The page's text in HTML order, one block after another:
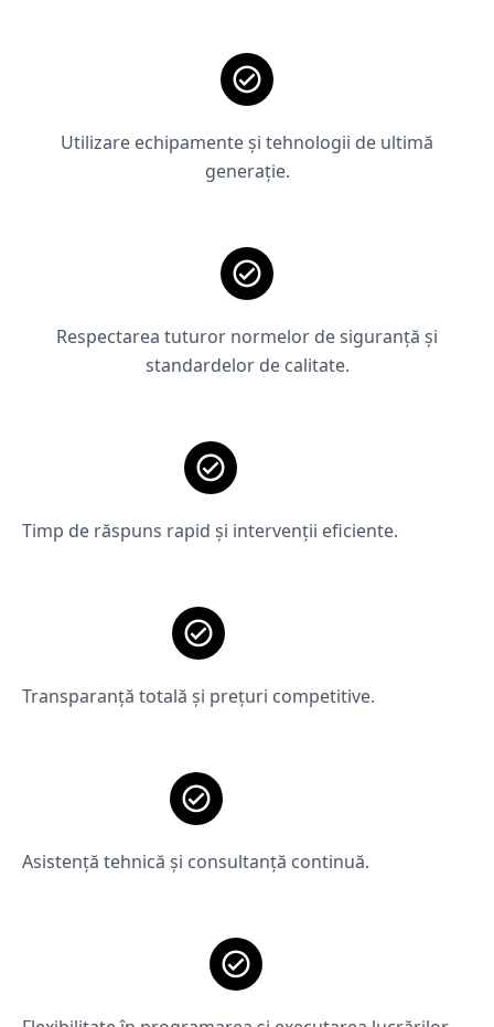
Utilizare echipamente și tehnologii de ultimă
generație.
Respectarea tuturor normelor de siguranță și
standardelor de calitate.
Timp de răspuns rapid și intervenții eficiente.
Transparanță totală și prețuri competitive.
Asistență tehnică și consultanță continuă.